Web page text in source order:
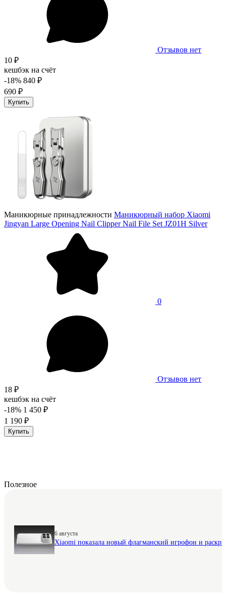
Отзывов нет
10 ₽
кешбэк на счёт
-18% 840 ₽
690 ₽
Купить
Маникюрные принадлежности Маникюрный набор Xiaomi
Jingyan Large Opening Nail Clipper Nail File Set JZ01H Silver
0
Отзывов нет
18 ₽
кешбэк на счёт
-18% 1 450 ₽
1 190 ₽
Купить
Полезное
6 августа
Xiaomi показала новый флагманский игрофон и